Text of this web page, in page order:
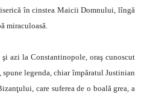
în cinstea Maicii Domnului, lîngă
miraculoasă.
azi la Constantinopole, oraş cunoscut
legenda, chiar împăratul Justinian
care suferea de o boală grea, a